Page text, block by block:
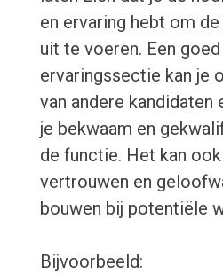
en ervaring hebt om
uit te voeren. Een
ervaringssectie kan je
van andere kandidaten
je bekwaam en
de functie. Het kan
vertrouwen en
bouwen bij potentiële
Bijvoorbeeld: